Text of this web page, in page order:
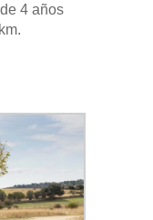
4 años